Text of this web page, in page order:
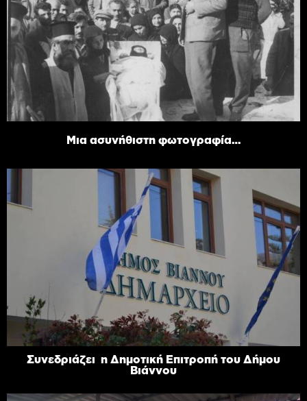
Μια ασυνήθιστη φωτογραφία…
Συνεδριάζει η Δημοτική Επιτροπή του Δήμου
Βιάννου